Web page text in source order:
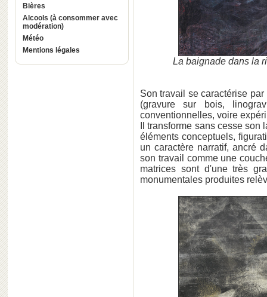
Bières
Alcools (à consommer avec
modération)
Météo
Mentions légales
La baignade dans la
Son travail se caractérise
(gravure sur bois,
conventionnelles, voire
Il transforme sans cesse
éléments conceptuels,
un caractère narratif, ancré
son travail comme une
matrices sont d'une très
monumentales produites